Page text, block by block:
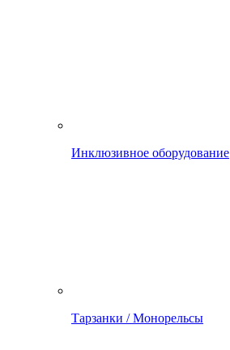
Инклюзивное оборудование
Тарзанки / Монорельсы